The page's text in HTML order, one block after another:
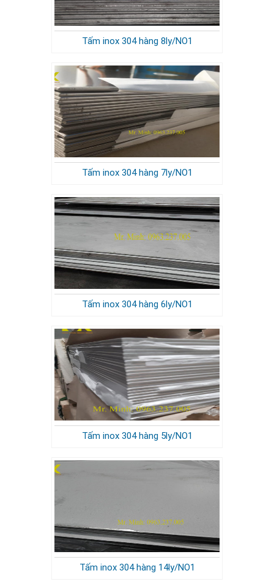
Tấm inox 304 hàng 8ly/NO1
Tấm inox 304 hàng 7ly/NO1
Tấm inox 304 hàng 6ly/NO1
Tấm inox 304 hàng 5ly/NO1
Tấm inox 304 hàng 14ly/NO1